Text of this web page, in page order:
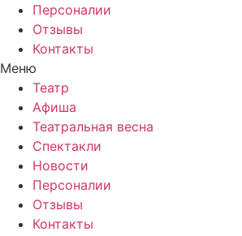
Персоналии
Отзывы
Контакты
Меню
Театр
Афиша
Театральная весна
Спектакли
Новости
Персоналии
Отзывы
Контакты